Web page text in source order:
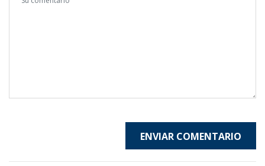
ENVIAR COMENTARIO